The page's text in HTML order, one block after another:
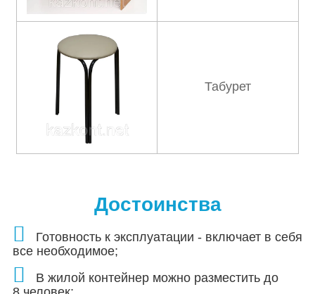
Табурет
Достоинства
Готовность к эксплуатации - включает в себя
все необходимое;
В жилой контейнер можно разместить до